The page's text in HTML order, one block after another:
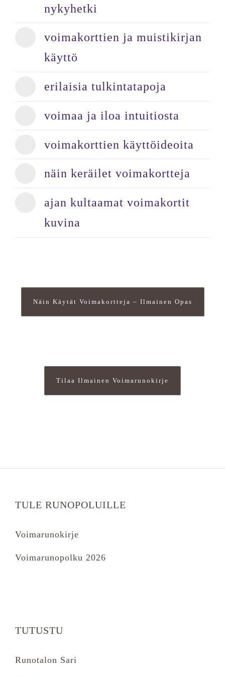
nykyhetki
voimakorttien ja muistikirjan
käyttö
erilaisia tulkintatapoja
voimaa ja iloa intuitiosta
voimakorttien käyttöideoita
näin keräilet voimakortteja
ajan kultaamat voimakortit
kuvina
Näin Käytät Voimakortteja – Ilmainen Opas
Tilaa Ilmainen Voimarunokirje
TULE RUNOPOLUILLE
Voimarunokirje
Voimarunopolku 2026
TUTUSTU
Runotalon Sari